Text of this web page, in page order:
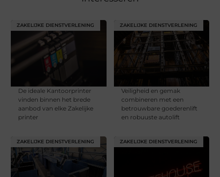
ZAKELIJKE DIENSTVERLENING
De ideale Kantoorprinter
vinden binnen het brede
aanbod van elke Zakelijke
printer
ZAKELIJKE DIENSTVERLENING
Veiligheid en gemak
combineren met een
betrouwbare goederenlift
en robuuste autolift
ZAKELIJKE DIENSTVERLENING ZAKELIJKE DIENSTVERLENING